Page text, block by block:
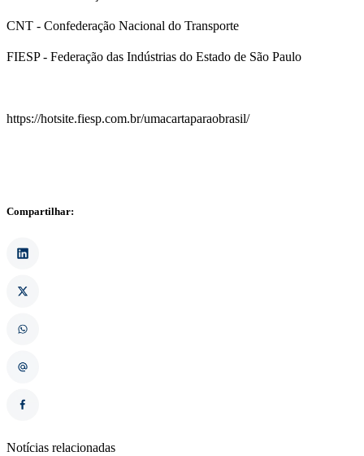
CNT - Confederação Nacional do Transporte
FIESP - Federação das Indústrias do Estado de São Paulo
https://hotsite.fiesp.com.br/umacartaparaobrasil/
Compartilhar:
Notícias relacionadas